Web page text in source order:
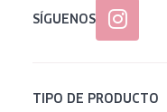
SÍGUENOS
TIPO DE PRODUCTO